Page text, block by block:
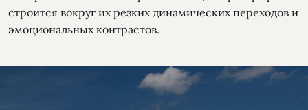
строится вокруг их резких динамических переходов и
эмоциональных контрастов.